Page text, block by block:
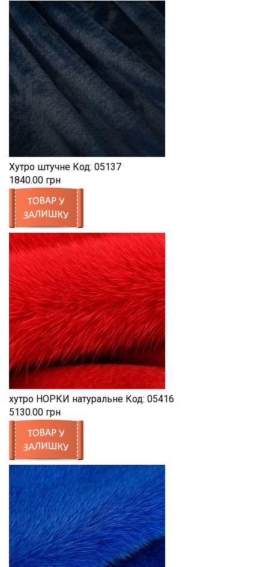
Хутро штучне Код: 05137
1840.00 грн
хутро НОРКИ натуральне Код: 05416
5130.00 грн